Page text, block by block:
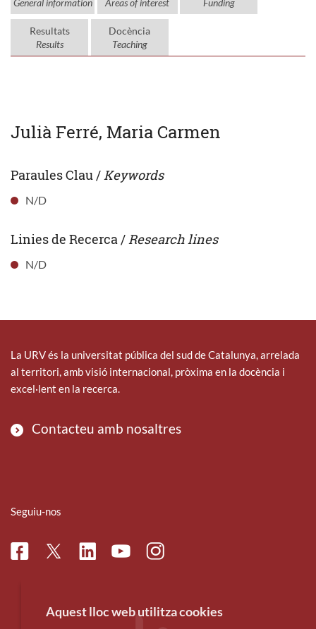
Resultats
Results
Docència
Teaching
Julià Ferré, Maria Carmen
Paraules Clau / Keywords
N/D
Linies de Recerca / Research lines
N/D
La URV és la universitat pública del sud de Catalunya, arrelada
al territori, amb visió internacional, pròxima en la docència i
excel·lent en la recerca.
Contacteu amb nosaltres
Seguiu-nos
FacebookTwitterLinkedinYoutubeInstagram
Aquest lloc web utilitza cookies